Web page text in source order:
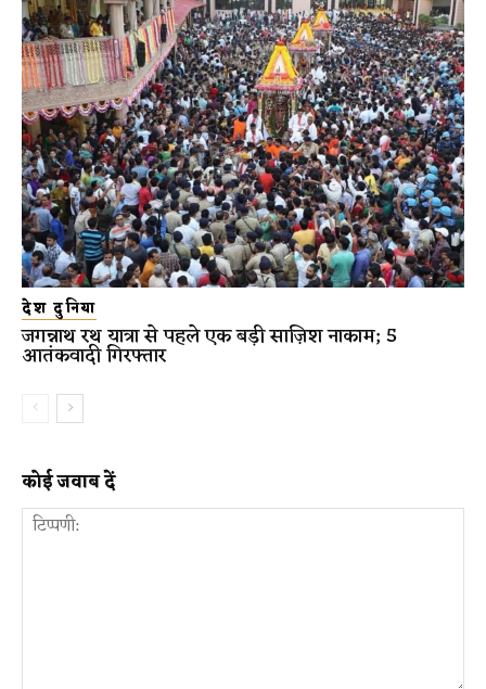
देश दुनिया
जगन्नाथ रथ यात्रा से पहले एक बड़ी साज़िश नाकाम; 5
आतंकवादी गिरफ्तार
कोई जवाब दें